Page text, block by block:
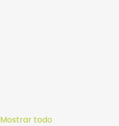
Mostrar todo